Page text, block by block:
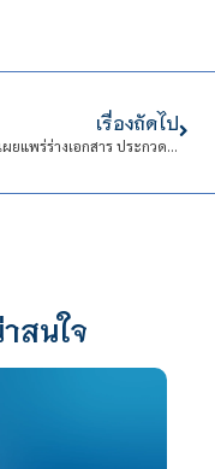
เรื่องถัดไป
ประกาศเผยแพร่ร่างเอกสาร ประกวดราคาซื้อด้วยวิธีประกวดราคาอิเล็กทรอนิกส์ (e-bidding) การซื้อชุดกล้องโทรทัศน์วงจรปิด พร้อมติดตั้ง จำนวน 1 ชุด
สนใจ